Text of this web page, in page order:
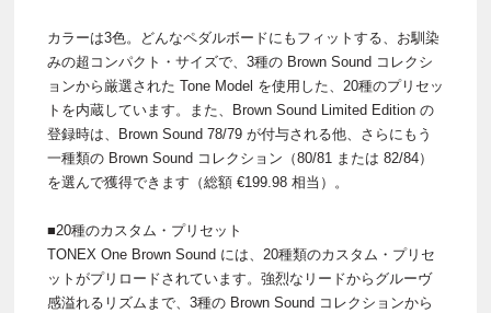
カラーは3色。どんなペダルボードにもフィットする、お馴染
みの超コンパクト・サイズで、3種の Brown Sound コレクシ
ョンから厳選された Tone Model を使用した、20種のプリセッ
トを内蔵しています。また、Brown Sound Limited Edition の
登録時は、Brown Sound 78/79 が付与される他、さらにもう
一種類の Brown Sound コレクション（80/81 または 82/84）
を選んで獲得できます（総額 €199.98 相当）。
■20種のカスタム・プリセット
TONEX One Brown Sound には、20種類のカスタム・プリセ
ットがプリロードされています。強烈なリードからグルーヴ
感溢れるリズムまで、3種の Brown Sound コレクションから